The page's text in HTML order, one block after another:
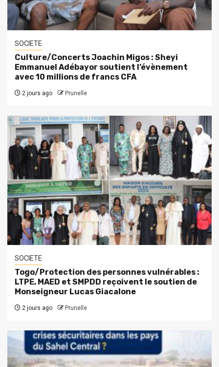
SOCIETE
Culture/Concerts Joachin Migos : Sheyi
Emmanuel Adébayor soutient l’évènement
avec 10 millions de francs CFA
2 jours ago Prunelle
SOCIETE
Togo/Protection des personnes vulnérables :
LTPE, MAED et SMPDD reçoivent le soutien de
Monseigneur Lucas Giacalone
2 jours ago Prunelle